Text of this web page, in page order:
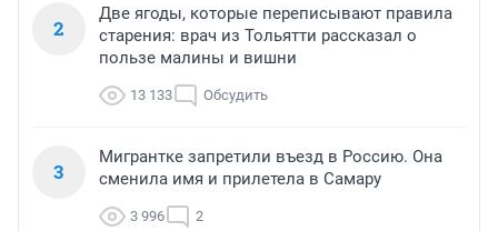
2
Две ягоды, которые переписывают правила
старения: врач из Тольятти рассказал о
пользе малины и вишни
13 133 Обсудить
3
Мигрантке запретили въезд в Россию. Она
сменила имя и прилетела в Самару
3 996 2